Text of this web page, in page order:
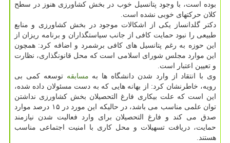
بوده است، با وجود پتانسیل خوب در بخش کشاورزی هنوز در سطح
کلان حرکتهای خوبی نشده است.
دکتر گلدانساز یکی از اشکالات موجود در بخش کشاورزی و منابع
طبیعی را نبود حمایت کافی از جانب سیاستگذاران و برنامه ریزان از
این حوزه به رغم پتانسیل های کافی برشمرد و اضافه کرد: همچون
این موارد مجلس شورای اسلامی است که محل قانونگذاری، نظارت
و تعیین اعتبار است.
وی با انتقاد از وارد شدن دانشگاه ها به مسابقه توسعه کمی بی
رویه، خاطرنشان کرد: از بهانه هایی که به دست مسئولان داده شده،
این است که علت بیکاری فارغ التحصیلان بخش کشاورزی نداشتن
توان علمی مناسب می باشد، در حالیکه این مورد در ۱۵ درصد موارد
صدق می کند و فارغ التحصیلان برای وارد فعالیت شدن نیازمند
حمایت، دریافت تسهیلات و محل کاری با امنیت اجتماعی مناسب
هستند.